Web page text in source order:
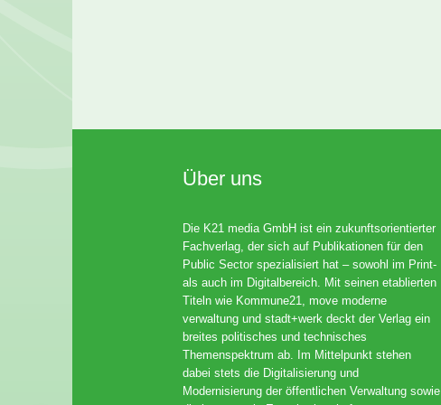
Über uns
Die K21 media GmbH ist ein zukunftsorientierter
Fachverlag, der sich auf Publikationen für den
Public Sector spezialisiert hat – sowohl im Print-
als auch im Digitalbereich. Mit seinen etablierten
Titeln wie Kommune21, move moderne
verwaltung und stadt+werk deckt der Verlag ein
breites politisches und technisches
Themenspektrum ab. Im Mittelpunkt stehen
dabei stets die Digitalisierung und
Modernisierung der öffentlichen Verwaltung sowie